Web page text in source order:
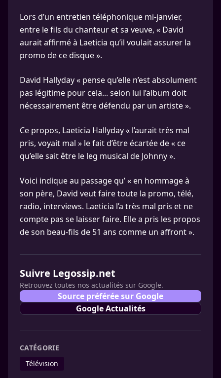
Lors d’un entretien téléphonique mi-janvier,
entre le fils du chanteur et sa veuve, « David
aurait affirmé à Laeticia qu’il voulait assurer la
promo de ce disque ».
David Hallyday « pense qu’elle n’est absolument
pas légitime pour cela... selon lui l’album doit
nécessairement être défendu par un artiste ».
Ce propos, Laeticia Hallyday « l’aurait très mal
pris, voyait mal » le fait d’être écartée de « ce
qu’elle sait être le leg musical de Johnny ».
Voici indique au passage qu’ « en hommage à
son père, David veut faire toute la promo, télé,
radio, interviews. Laeticia l’a très mal pris et ne
compte pas se laisser faire. Elle a pris les propos
de son beau-fils de 51 ans comme un affront ».
Suivre Legossip.net
Retrouvez toutes nos actualités sur Google.
Source préférée sur Google
Google Actualités
CATÉGORIE
Télévision